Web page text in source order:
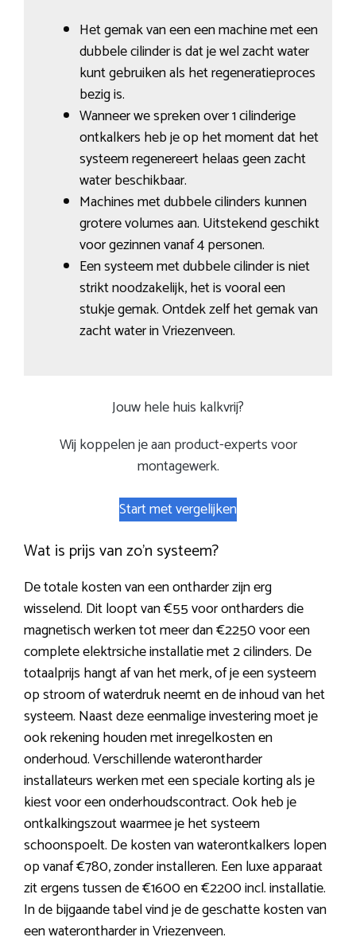
Het gemak van een een machine met een
dubbele cilinder is dat je wel zacht water
kunt gebruiken als het regeneratieproces
bezig is.
Wanneer we spreken over 1 cilinderige
ontkalkers heb je op het moment dat het
systeem regenereert helaas geen zacht
water beschikbaar.
Machines met dubbele cilinders kunnen
grotere volumes aan. Uitstekend geschikt
voor gezinnen vanaf 4 personen.
Een systeem met dubbele cilinder is niet
strikt noodzakelijk, het is vooral een
stukje gemak. Ontdek zelf het gemak van
zacht water in Vriezenveen.
Jouw hele huis kalkvrij?
Wij koppelen je aan product-experts voor
montagewerk.
Start met vergelijken
Wat is prijs van zo’n systeem?
De totale kosten van een ontharder zijn erg
wisselend. Dit loopt van €55 voor ontharders die
magnetisch werken tot meer dan €2250 voor een
complete elektrsiche installatie met 2 cilinders. De
totaalprijs hangt af van het merk, of je een systeem
op stroom of waterdruk neemt en de inhoud van het
systeem. Naast deze eenmalige investering moet je
ook rekening houden met inregelkosten en
onderhoud. Verschillende waterontharder
installateurs werken met een speciale korting als je
kiest voor een onderhoudscontract. Ook heb je
ontkalkingszout waarmee je het systeem
schoonspoelt. De kosten van waterontkalkers lopen
op vanaf €780, zonder installeren. Een luxe apparaat
zit ergens tussen de €1600 en €2200 incl. installatie.
In de bijgaande tabel vind je de geschatte kosten van
een waterontharder in Vriezenveen.